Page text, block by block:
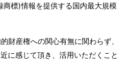
標)情報を提供する国内最大規模
財産権への関心有無に関わらず、
に感じて頂き、活用いただくこと